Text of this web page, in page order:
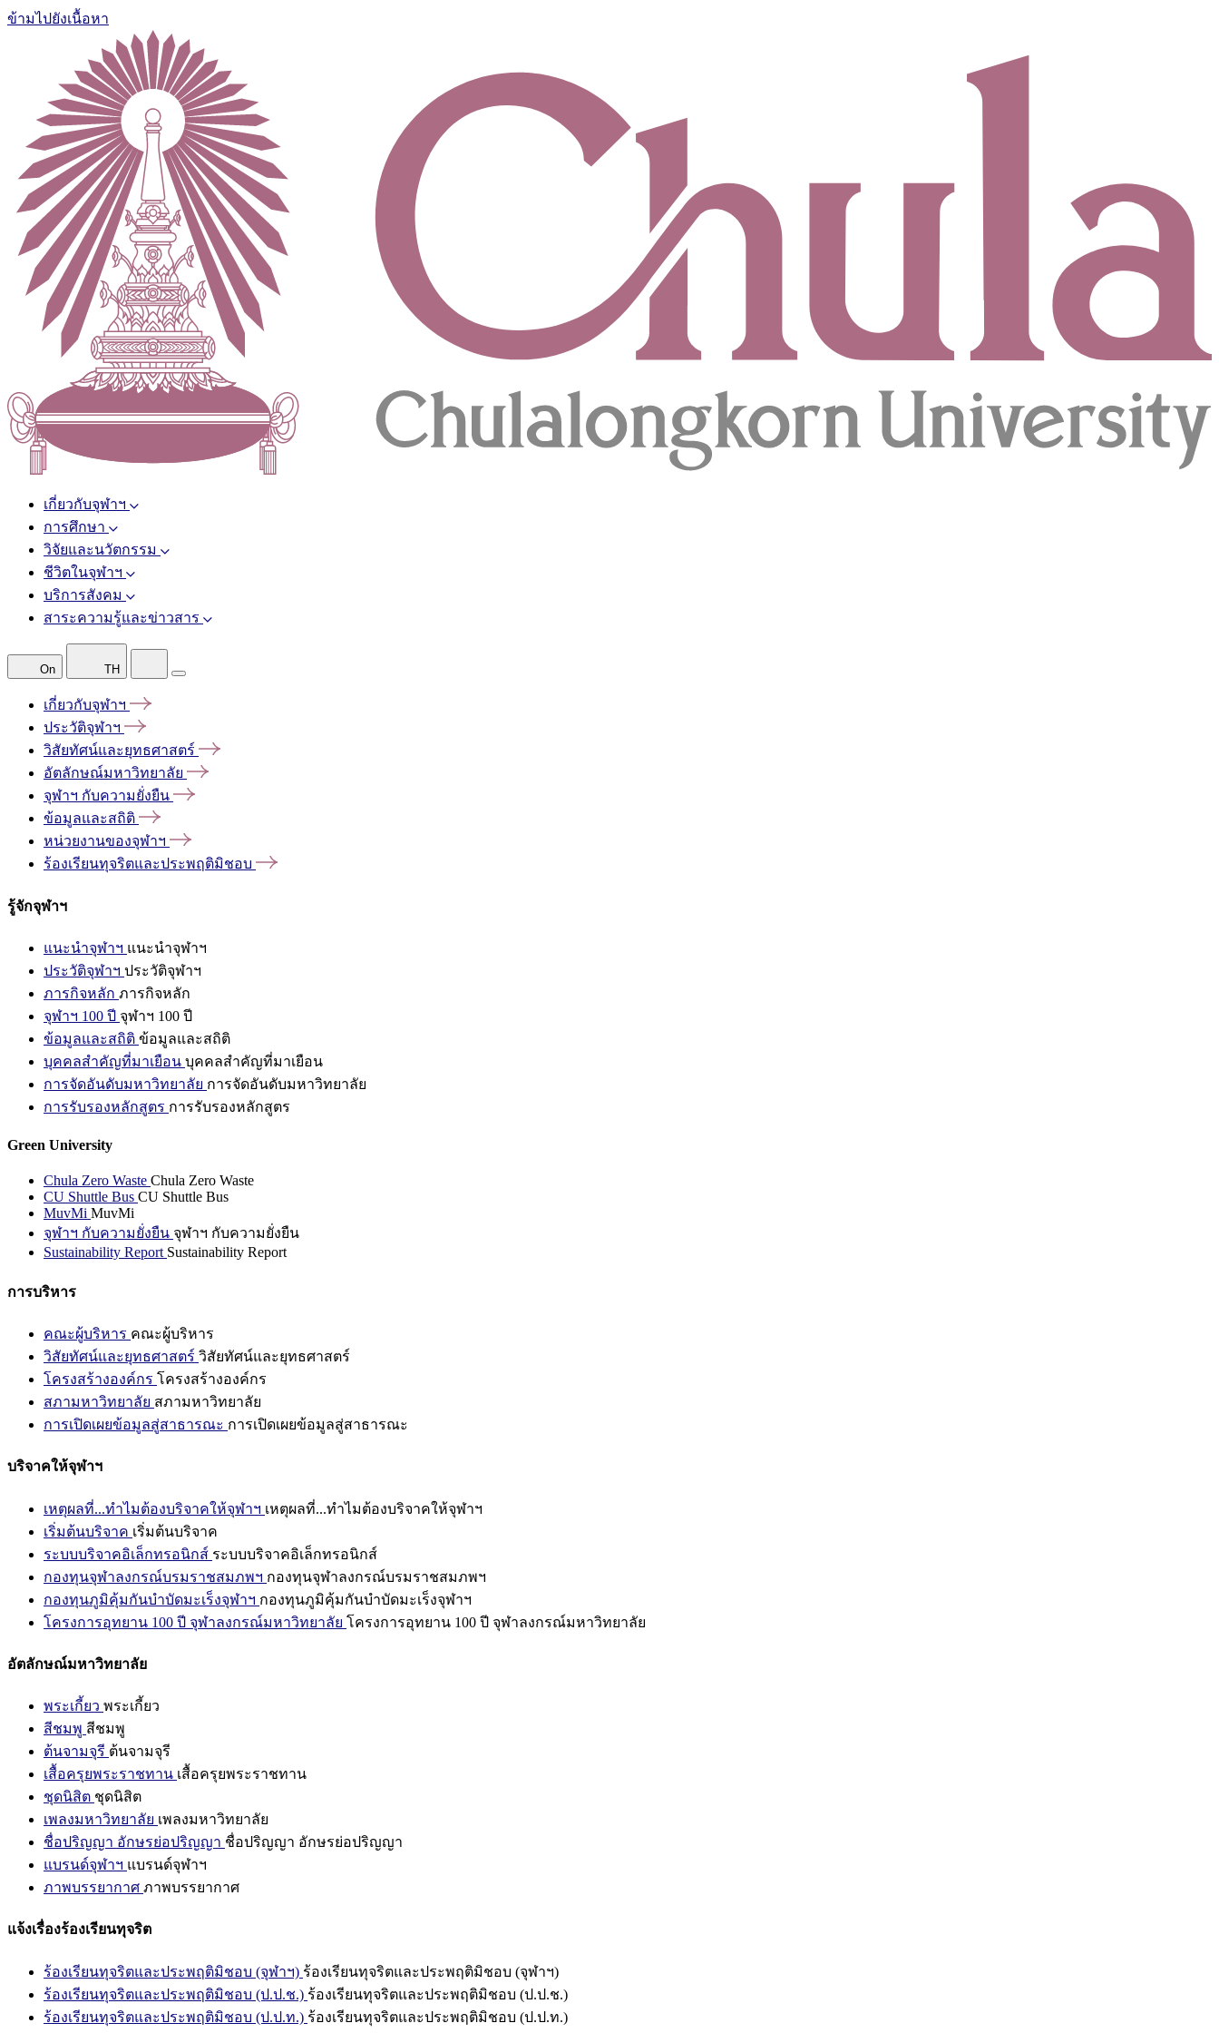
ข้ามไปยังเนื้อหา
เกี่ยวกับจุฬาฯ
การศึกษา
วิจัยและนวัตกรรม
ชีวิตในจุฬาฯ
บริการสังคม
สาระความรู้และข่าวสาร
On TH
เกี่ยวกับจุฬาฯ
ประวัติจุฬาฯ
วิสัยทัศน์และยุทธศาสตร์
อัตลักษณ์มหาวิทยาลัย
จุฬาฯ กับความยั่งยืน
ข้อมูลและสถิติ
หน่วยงานของจุฬาฯ
ร้องเรียนทุจริตและประพฤติมิชอบ
รู้จักจุฬาฯ
แนะนำจุฬาฯ แนะนำจุฬาฯ
ประวัติจุฬาฯ ประวัติจุฬาฯ
ภารกิจหลัก ภารกิจหลัก
จุฬาฯ 100 ปี จุฬาฯ 100 ปี
ข้อมูลและสถิติ ข้อมูลและสถิติ
บุคคลสำคัญที่มาเยือน บุคคลสำคัญที่มาเยือน
การจัดอันดับมหาวิทยาลัย การจัดอันดับมหาวิทยาลัย
การรับรองหลักสูตร การรับรองหลักสูตร
Green University
Chula Zero Waste Chula Zero Waste
CU Shuttle Bus CU Shuttle Bus
MuvMi MuvMi
จุฬาฯ กับความยั่งยืน จุฬาฯ กับความยั่งยืน
Sustainability Report Sustainability Report
การบริหาร
คณะผู้บริหาร คณะผู้บริหาร
วิสัยทัศน์และยุทธศาสตร์ วิสัยทัศน์และยุทธศาสตร์
โครงสร้างองค์กร โครงสร้างองค์กร
สภามหาวิทยาลัย สภามหาวิทยาลัย
การเปิดเผยข้อมูลสู่สาธารณะ การเปิดเผยข้อมูลสู่สาธารณะ
บริจาคให้จุฬาฯ
เหตุผลที่...ทำไมต้องบริจาคให้จุฬาฯ เหตุผลที่...ทำไมต้องบริจาคให้จุฬาฯ
เริ่มต้นบริจาค เริ่มต้นบริจาค
ระบบบริจาคอิเล็กทรอนิกส์ ระบบบริจาคอิเล็กทรอนิกส์
กองทุนจุฬาลงกรณ์บรมราชสมภพฯ กองทุนจุฬาลงกรณ์บรมราชสมภพฯ
กองทุนภูมิคุ้มกันบำบัดมะเร็งจุฬาฯ กองทุนภูมิคุ้มกันบำบัดมะเร็งจุฬาฯ
โครงการอุทยาน 100 ปี จุฬาลงกรณ์มหาวิทยาลัย โครงการอุทยาน 100 ปี จุฬาลงกรณ์มหาวิทยาลัย
อัตลักษณ์มหาวิทยาลัย
พระเกี้ยว พระเกี้ยว
สีชมพู สีชมพู
ต้นจามจุรี ต้นจามจุรี
เสื้อครุยพระราชทาน เสื้อครุยพระราชทาน
ชุดนิสิต ชุดนิสิต
เพลงมหาวิทยาลัย เพลงมหาวิทยาลัย
ชื่อปริญญา อักษรย่อปริญญา ชื่อปริญญา อักษรย่อปริญญา
แบรนด์จุฬาฯ แบรนด์จุฬาฯ
ภาพบรรยากาศ ภาพบรรยากาศ
แจ้งเรื่องร้องเรียนทุจริต
ร้องเรียนทุจริตและประพฤติมิชอบ (จุฬาฯ) ร้องเรียนทุจริตและประพฤติมิชอบ (จุฬาฯ)
ร้องเรียนทุจริตและประพฤติมิชอบ (ป.ป.ช.) ร้องเรียนทุจริตและประพฤติมิชอบ (ป.ป.ช.)
ร้องเรียนทุจริตและประพฤติมิชอบ (ป.ป.ท.) ร้องเรียนทุจริตและประพฤติมิชอบ (ป.ป.ท.)